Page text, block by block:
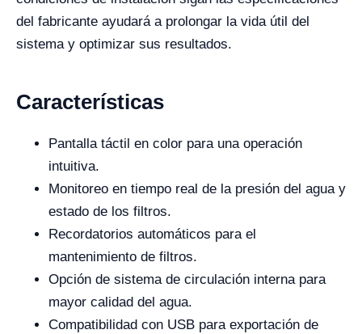
del fabricante ayudará a prolongar la vida útil del
sistema y optimizar sus resultados.
Características
Pantalla táctil en color para una operación
intuitiva.
Monitoreo en tiempo real de la presión del agua y
estado de los filtros.
Recordatorios automáticos para el
mantenimiento de filtros.
Opción de sistema de circulación interna para
mayor calidad del agua.
Compatibilidad con USB para exportación de